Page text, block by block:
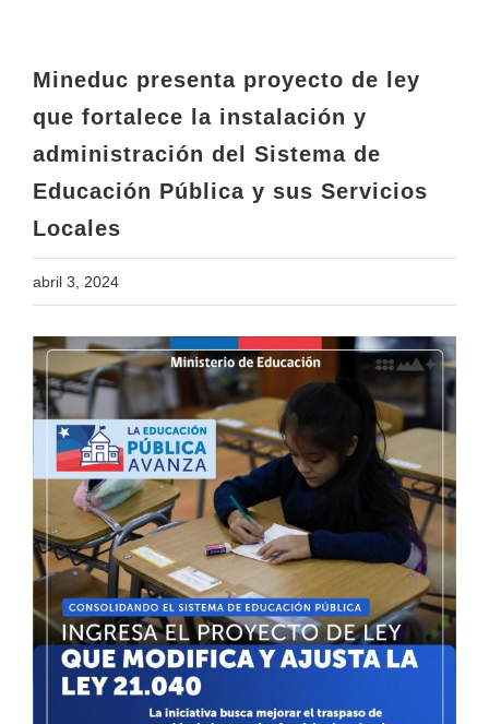
Mineduc presenta proyecto de ley
que fortalece la instalación y
administración del Sistema de
Educación Pública y sus Servicios
Locales
abril 3, 2024
View
Larger
Image